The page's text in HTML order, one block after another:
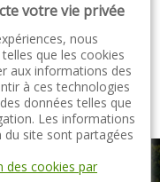
Yrieix Les Bois
votre vie privée
nous
que les cookies
aux informations des
à ces technologies
données telles que
Les informations
site sont partagées
des cookies par